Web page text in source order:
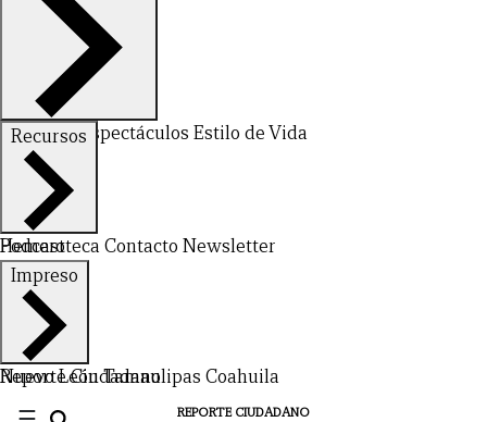
DeportesEspectáculos Estilo de Vida
Recursos
Hemeroteca Contacto Newsletter
Podcast
Impreso
Nuevo LeónTamaulipas Coahuila
Reporte Ciudadano
REPORTE CIUDADANO